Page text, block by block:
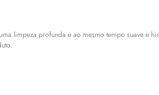
limpeza profunda e ao mesmo tempo suave e